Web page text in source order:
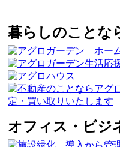
暮らしのことな
オフィス・ビジ